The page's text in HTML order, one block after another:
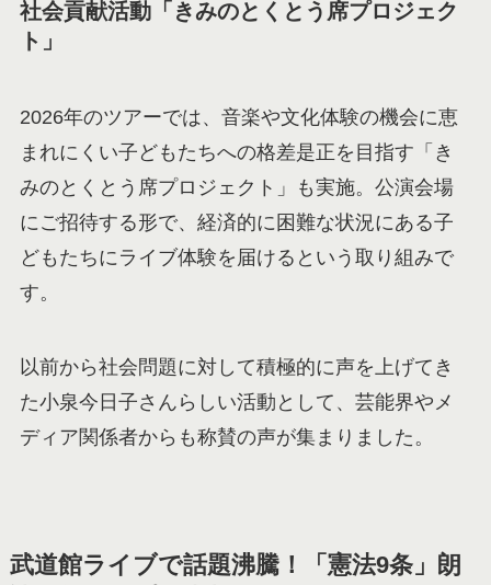
社会貢献活動「きみのとくとう席プロジェク
ト」
2026年のツアーでは、音楽や文化体験の機会に恵
まれにくい子どもたちへの格差是正を目指す「き
みのとくとう席プロジェクト」も実施。公演会場
にご招待する形で、経済的に困難な状況にある子
どもたちにライブ体験を届けるという取り組みで
す。
以前から社会問題に対して積極的に声を上げてき
た小泉今日子さんらしい活動として、芸能界やメ
ディア関係者からも称賛の声が集まりました。
武道館ライブで話題沸騰！「憲法9条」朗